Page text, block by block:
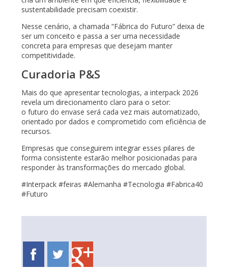
sustentabilidade precisam coexistir.
Nesse cenário, a chamada “Fábrica do Futuro” deixa de
ser um conceito e passa a ser uma necessidade
concreta para empresas que desejam manter
competitividade.
Curadoria P&S
Mais do que apresentar tecnologias, a interpack 2026
revela um direcionamento claro para o setor:
o futuro do envase será cada vez mais automatizado,
orientado por dados e comprometido com eficiência de
recursos.
Empresas que conseguirem integrar esses pilares de
forma consistente estarão melhor posicionadas para
responder às transformações do mercado global.
#Interpack #feiras #Alemanha #Tecnologia #Fabrica40
#Futuro